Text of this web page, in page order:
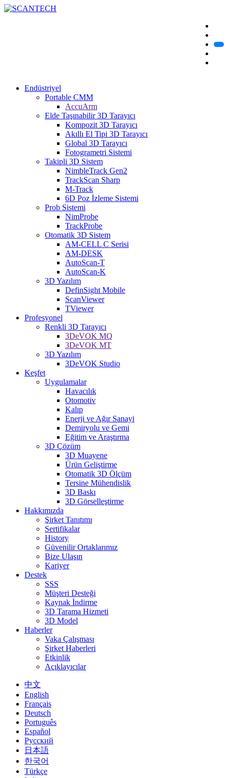
Endüstriyel
Portable CMM
AccuArm
Elde Taşınabilir 3D Tarayıcı
Kompozit 3D Tarayıcı
Akıllı El Tipi 3D Tarayıcı
Global 3D Tarayıcı
Fotogrametri Sistemi
Takipli 3D Sistem
NimbleTrack Gen2
TrackScan Sharp
M-Track
6D Poz İzleme Sistemi
Prob Sistemi
NimProbe
TrackProbe
Otomatik 3D Sistem
AM-CELL C Serisi
AM-DESK
AutoScan-T
AutoScan-K
3D Yazılım
DefinSight Mobile
ScanViewer
TViewer
Profesyonel
Renkli 3D Tarayıcı
3DeVOK MQ
3DeVOK MT
3D Yazılım
3DeVOK Studio
Keşfet
Uygulamalar
Havacılık
Otomotiv
Kalıp
Enerji ve Ağır Sanayi
Demiryolu ve Gemi
Eğitim ve Araştırma
3D Çözüm
3D Muayene
Ürün Geliştirme
Otomatik 3D Ölçüm
Tersine Mühendislik
3D Baskı
3D Görselleştirme
Hakkımızda
Şirket Tanıtımı
Sertifikalar
History
Güvenilir Ortaklarımız
Bize Ulaşın
Kariyer
Destek
SSS
Müşteri Desteği
Kaynak İndirme
3D Tarama Hizmeti
3D Model
Haberler
Vaka Çalışması
Şirket Haberleri
Etkinlik
Açıklayıcılar
中文
English
Français
Deutsch
Português
Español
Русский
日本語
한국어
Türkçe